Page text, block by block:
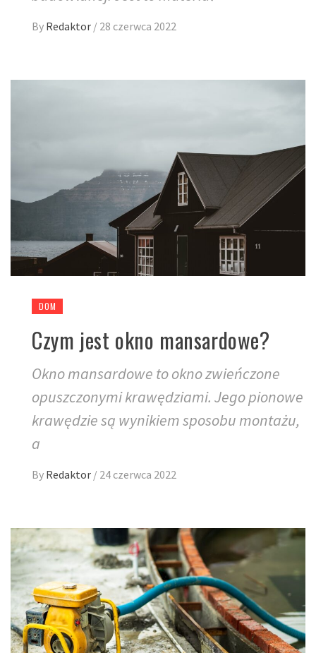
By Redaktor / 28 czerwca 2022
DOM
Czym jest okno mansardowe?
Okno mansardowe to okno zwieńczone
opuszczonymi krawędziami. Jego pionowe
krawędzie są wynikiem sposobu montażu,
a
By Redaktor / 24 czerwca 2022